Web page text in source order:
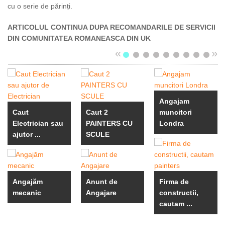
cu o serie de părinți.
ARTICOLUL CONTINUA DUPA RECOMANDARILE DE SERVICII
DIN COMUNITATEA ROMANEASCA DIN UK
« »
Caut
Electrician sau
ajutor ...
Angajăm
mecanic
Caut 2
PAINTERS CU
SCULE
Anunt de
Angajare
Angajam
muncitori
Londra
Firma de
constructii,
cautam ...